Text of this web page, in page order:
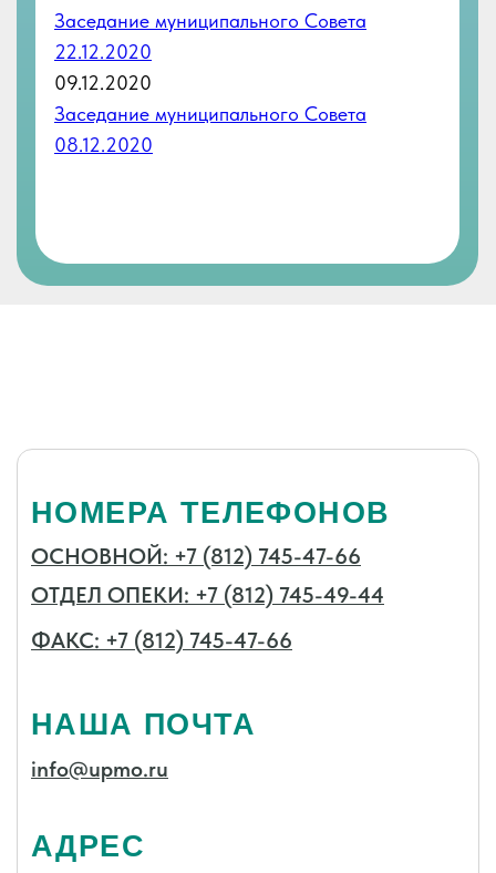
НОМЕРА ТЕЛЕФОНОВ
ОСНОВНОЙ: +7 (812) 745-47-66
ОТДЕЛ ОПЕКИ: +7 (812) 745-49-44
ФАКС: +7 (812) 745-47-66
info@upmo.ru
АДРЕС
© 2025